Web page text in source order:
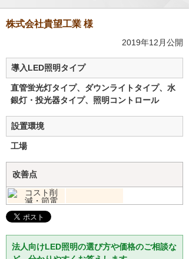
株式会社貴望工業 様
2019年12月公開
導入LED照明タイプ
直管蛍光灯タイプ、ダウンライトタイプ、水
銀灯・投光器タイプ、照明コントロール
設置環境
工場
改善点
法人向けLED照明の選び方や価格のご相談な